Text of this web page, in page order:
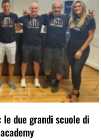
due grandi scuole di